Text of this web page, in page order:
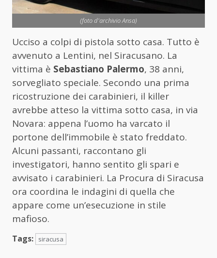
(foto d'archivio Ansa)
Ucciso a colpi di pistola sotto casa. Tutto è
avvenuto a Lentini, nel Siracusano. La
vittima è Sebastiano Palermo, 38 anni,
sorvegliato speciale. Secondo una prima
ricostruzione dei carabinieri, il killer
avrebbe atteso la vittima sotto casa, in via
Novara: appena l’uomo ha varcato il
portone dell’immobile è stato freddato.
Alcuni passanti, raccontano gli
investigatori, hanno sentito gli spari e
avvisato i carabinieri. La Procura di Siracusa
ora coordina le indagini di quella che
appare come un’esecuzione in stile
mafioso.
Tags: siracusa